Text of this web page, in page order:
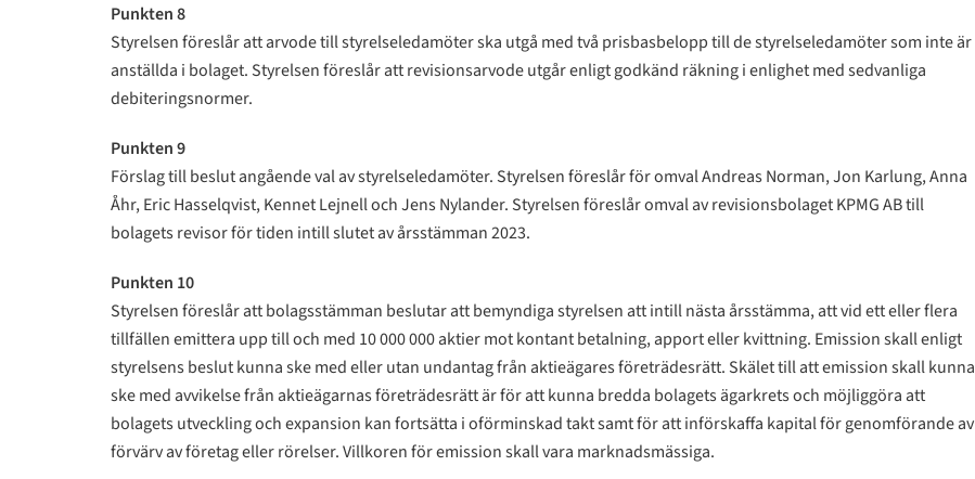
Punkten 8
Styrelsen föreslår att arvode till styrelseledamöter ska utgå med två prisbasbelopp till de styrelseledamöter som inte är
anställda i bolaget. Styrelsen föreslår att revisionsarvode utgår enligt godkänd räkning i enlighet med sedvanliga
debiteringsnormer.
Punkten 9
Förslag till beslut angående val av styrelseledamöter. Styrelsen föreslår för omval Andreas Norman, Jon Karlung, Anna
Åhr, Eric Hasselqvist, Kennet Lejnell och Jens Nylander. Styrelsen föreslår omval av revisionsbolaget KPMG AB till
bolagets revisor för tiden intill slutet av årsstämman 2023.
Punkten 10
Styrelsen föreslår att bolagsstämman beslutar att bemyndiga styrelsen att intill nästa årsstämma, att vid ett eller flera
tillfällen emittera upp till och med 10 000 000 aktier mot kontant betalning, apport eller kvittning. Emission skall enligt
styrelsens beslut kunna ske med eller utan undantag från aktieägares företrädesrätt. Skälet till att emission skall kunna
ske med avvikelse från aktieägarnas företrädesrätt är för att kunna bredda bolagets ägarkrets och möjliggöra att
bolagets utveckling och expansion kan fortsätta i oförminskad takt samt för att införskaffa kapital för genomförande av
förvärv av företag eller rörelser. Villkoren för emission skall vara marknadsmässiga.